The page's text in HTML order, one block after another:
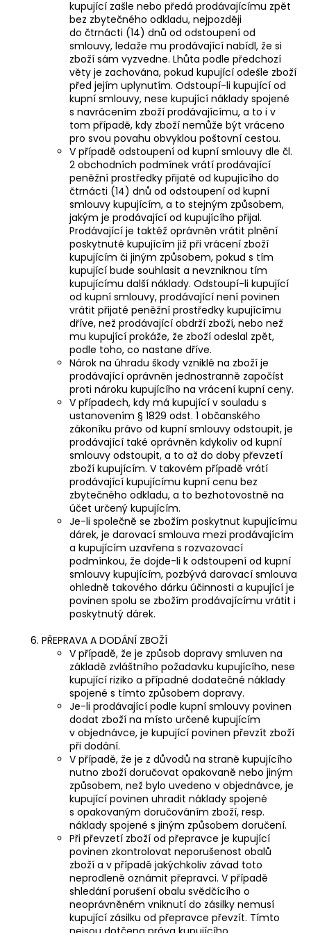
kupující zašle nebo předá prodávajícímu zpět
bez zbytečného odkladu, nejpozději
do čtrnácti (14) dnů od odstoupení od
smlouvy, ledaže mu prodávající nabídl, že si
zboží sám vyzvedne. Lhůta podle předchozí
věty je zachována, pokud kupující odešle zboží
před jejím uplynutím. Odstoupí-li kupující od
kupní smlouvy, nese kupující náklady spojené
s navrácením zboží prodávajícímu, a to i v
tom případě, kdy zboží nemůže být vráceno
pro svou povahu obvyklou poštovní cestou.
V případě odstoupení od kupní smlouvy dle čl.
2 obchodních podmínek vrátí prodávající
peněžní prostředky přijaté od kupujícího do
čtrnácti (14) dnů od odstoupení od kupní
smlouvy kupujícím, a to stejným způsobem,
jakým je prodávající od kupujícího přijal.
Prodávající je taktéž oprávněn vrátit plnění
poskytnuté kupujícím již při vrácení zboží
kupujícím či jiným způsobem, pokud s tím
kupující bude souhlasit a nevzniknou tím
kupujícímu další náklady. Odstoupí-li kupující
od kupní smlouvy, prodávající není povinen
vrátit přijaté peněžní prostředky kupujícímu
dříve, než prodávající obdrží zboží, nebo než
mu kupující prokáže, že zboží odeslal zpět,
podle toho, co nastane dříve.
Nárok na úhradu škody vzniklé na zboží je
prodávající oprávněn jednostranně započíst
proti nároku kupujícího na vrácení kupní ceny.
V případech, kdy má kupující v souladu s
ustanovením § 1829 odst. 1 občanského
zákoníku právo od kupní smlouvy odstoupit, je
prodávající také oprávněn kdykoliv od kupní
smlouvy odstoupit, a to až do doby převzetí
zboží kupujícím. V takovém případě vrátí
prodávající kupujícímu kupní cenu bez
zbytečného odkladu, a to bezhotovostně na
účet určený kupujícím.
Je-li společně se zbožím poskytnut kupujícímu
dárek, je darovací smlouva mezi prodávajícím
a kupujícím uzavřena s rozvazovací
podmínkou, že dojde-li k odstoupení od kupní
smlouvy kupujícím, pozbývá darovací smlouva
ohledně takového dárku účinnosti a kupující je
povinen spolu se zbožím prodávajícímu vrátit i
poskytnutý dárek.
PŘEPRAVA A DODÁNÍ ZBOŽÍ
V případě, že je způsob dopravy smluven na
základě zvláštního požadavku kupujícího, nese
kupující riziko a případné dodatečné náklady
spojené s tímto způsobem dopravy.
Je-li prodávající podle kupní smlouvy povinen
dodat zboží na místo určené kupujícím
v objednávce, je kupující povinen převzít zboží
při dodání.
V případě, že je z důvodů na straně kupujícího
nutno zboží doručovat opakovaně nebo jiným
způsobem, než bylo uvedeno v objednávce, je
kupující povinen uhradit náklady spojené
s opakovaným doručováním zboží, resp.
náklady spojené s jiným způsobem doručení.
Při převzetí zboží od přepravce je kupující
povinen zkontrolovat neporušenost obalů
zboží a v případě jakýchkoliv závad toto
neprodleně oznámit přepravci. V případě
shledání porušení obalu svědčícího o
neoprávněném vniknutí do zásilky nemusí
kupující zásilku od přepravce převzít. Tímto